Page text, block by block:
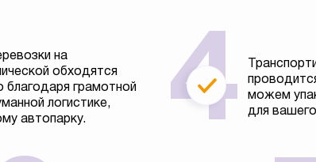
на
обходятся
благодаря грамотной
логистике,
автопарку.
можем
для